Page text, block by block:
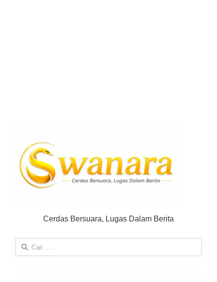
Cerdas Bersuara, Lugas Dalam Berita
Cari